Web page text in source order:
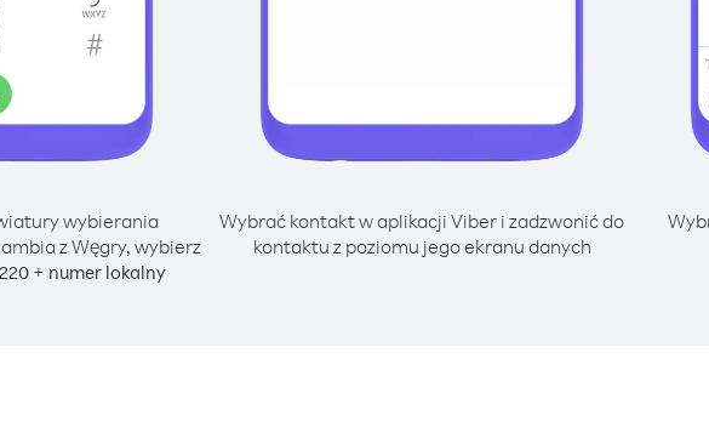
wybierania
z Węgry, wybierz
220+ numer lokalny
Wybrać kontakt w aplikacji Viber i zadzwonić do
kontaktu z poziomu jego ekranu danych